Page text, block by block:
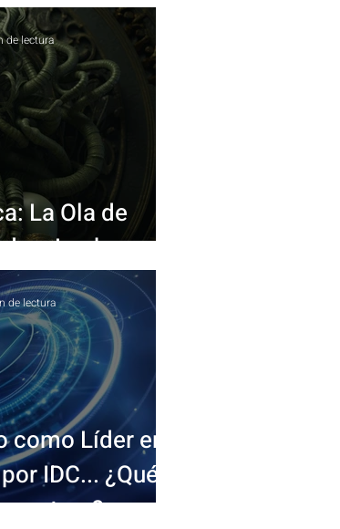
La Ola de
de lectura
Líder en
IDC... ¿Qué
de lectura